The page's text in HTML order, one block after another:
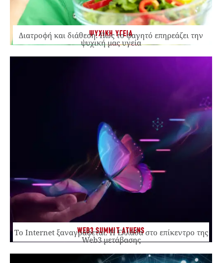
ΨΥΧΙΚΗ ΥΓΕΙΑ
Διατροφή και διάθεση: Πώς το φαγητό επηρεάζει την
ψυχική μας υγεία
WEB3 SUMMIT ATHENS
Το Internet ξαναγράφεται. Η Ελλάδα στο επίκεντρο της
Web3 μετάβασης